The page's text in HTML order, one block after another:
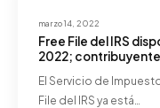
marzo 14, 2022
Free File del IRS
2022;
El Servicio de
File del IRS ya está…